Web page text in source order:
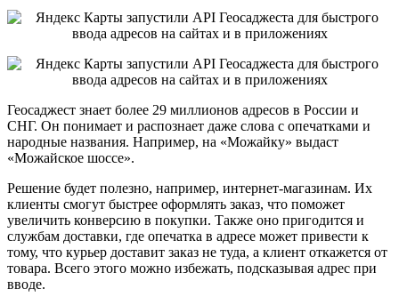
Геосаджест знает более 29 миллионов адресов в России и
СНГ. Он понимает и распознает даже слова с опечатками и
народные названия. Например, на «Можайку» выдаст
«Можайское шоссе».
Решение будет полезно, например, интернет-магазинам. Их
клиенты смогут быстрее оформлять заказ, что поможет
увеличить конверсию в покупки. Также оно пригодится и
службам доставки, где опечатка в адресе может привести к
тому, что курьер доставит заказ не туда, а клиент откажется от
товара. Всего этого можно избежать, подсказывая адрес при
вводе.